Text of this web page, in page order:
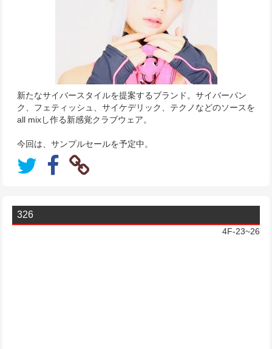
新たなサイバースタイルを提案するブランド。サイバーパン
ク、フェティッシュ、サイケデリック、テクノなどのソースを
all mixし作る新感覚クラブウェア。
今回は、サンプルセールを予定中。
326
4F-23~26